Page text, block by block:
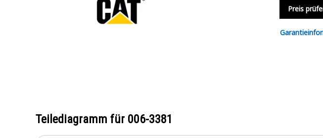
Preis
Teilediagramm für 006-3381